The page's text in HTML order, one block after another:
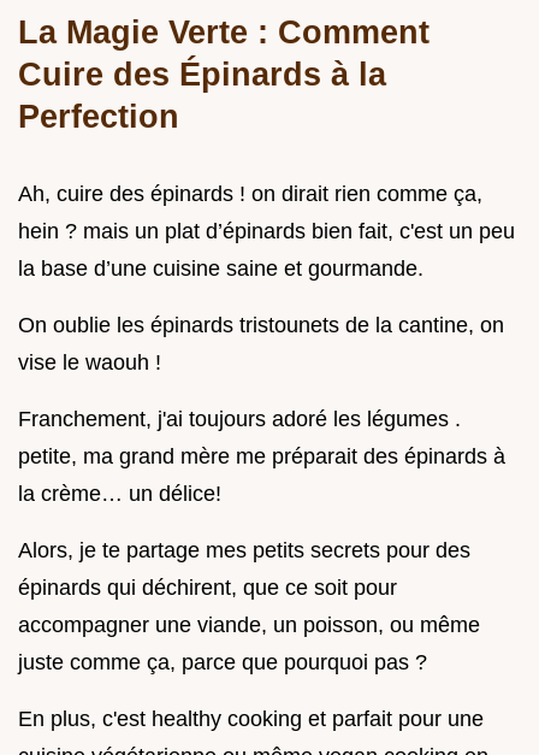
La Magie Verte : Comment
Cuire des Épinards à la
Perfection
Ah, cuire des épinards ! on dirait rien comme ça,
hein ? mais un plat d’épinards bien fait, c'est un peu
la base d’une cuisine saine et gourmande.
On oublie les épinards tristounets de la cantine, on
vise le waouh !
Franchement, j'ai toujours adoré les légumes .
petite, ma grand mère me préparait des épinards à
la crème… un délice!
Alors, je te partage mes petits secrets pour des
épinards qui déchirent, que ce soit pour
accompagner une viande, un poisson, ou même
juste comme ça, parce que pourquoi pas ?
En plus, c'est healthy cooking et parfait pour une